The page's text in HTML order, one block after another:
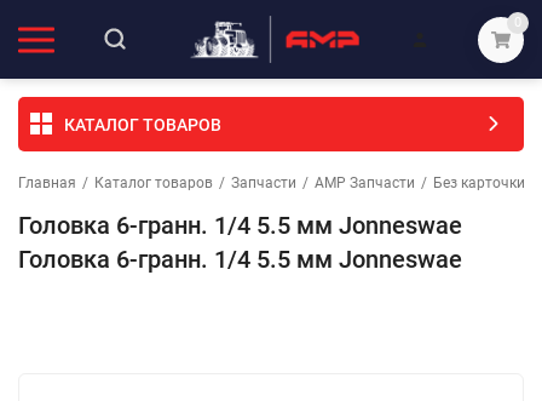
0
КАТАЛОГ ТОВАРОВ
Главная / Каталог товаров / Запчасти / АМР Запчасти / Без карточки
Головка 6-гранн. 1/4 5.5 мм Jonneswae
Головка 6-гранн. 1/4 5.5 мм Jonneswae